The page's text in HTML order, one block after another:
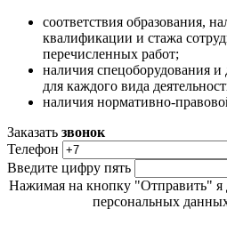
соответствия образования,
квалификации и стажа
перечисленных работ;
наличия спецоборудования
для каждого вида
наличия нормативно-
Заказать звонок
Телефон
Введите цифру пять
Нажимая на кнопку "Отправить" я
персональных